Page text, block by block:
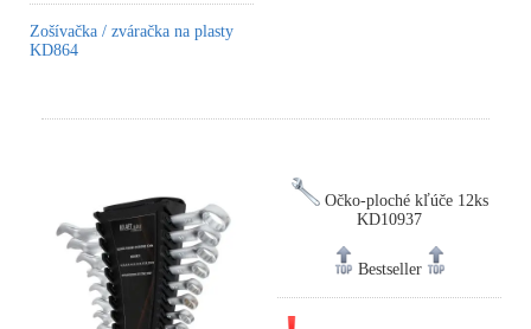
Zošívačka / zváračka na plasty
KD864
Očko-ploché kľúče 12ks
KD10937
Bestseller